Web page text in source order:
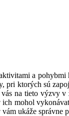
a
ktorých sú
na tieto
mohol
ukáže